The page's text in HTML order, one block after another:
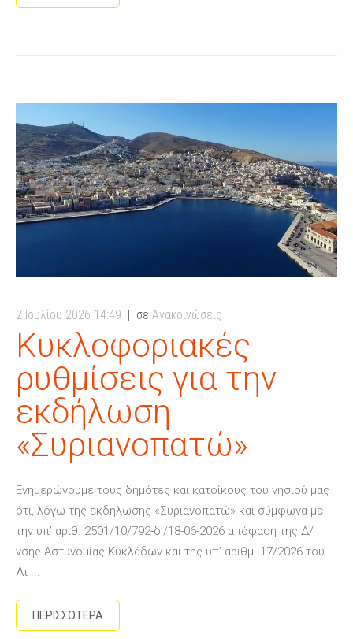
2 Ιουλίου 2026 14:49 σε Ανακοινώσεις
Κυκλοφοριακές
ρυθμίσεις για την
εκδήλωση
«Συριανοπατώ»
Ενημερώνουμε τους δημότες και κατοίκους του νησιού μας
ότι, λόγω της εκδήλωσης «Συριανοπατώ» και σύμφωνα με
την υπ’ αριθ. 2501/10/792-δ’/18-06-2026 απόφαση της Δ/
νσης Αστυνομίας Κυκλάδων και της υπ’ αριθμ. 17/2026 του
Λι ...
ΠΕΡΙΣΣΟΤΕΡΑ